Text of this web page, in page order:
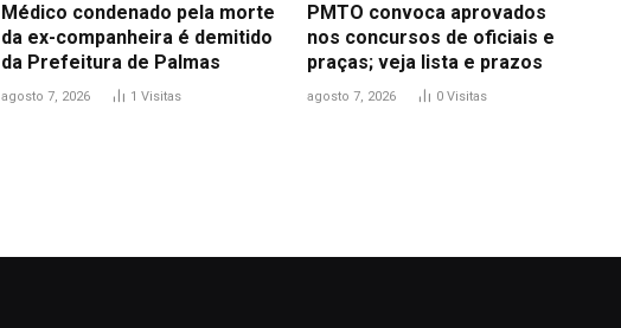
Médico condenado pela morte
da ex-companheira é demitido
da Prefeitura de Palmas
agosto 7, 2026 1 Visitas
PMTO convoca aprovados
nos concursos de oficiais e
praças; veja lista e prazos
agosto 7, 2026 0 Visitas